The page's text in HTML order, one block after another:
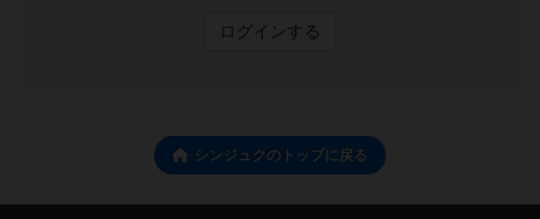
ログインする
シンジュクのトップに戻る